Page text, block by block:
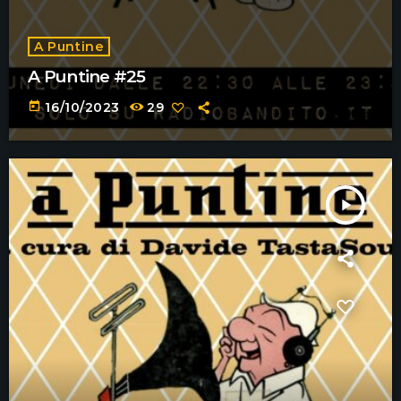
A Puntine
A Puntine #25
today 16/10/2023 29
play_arrow